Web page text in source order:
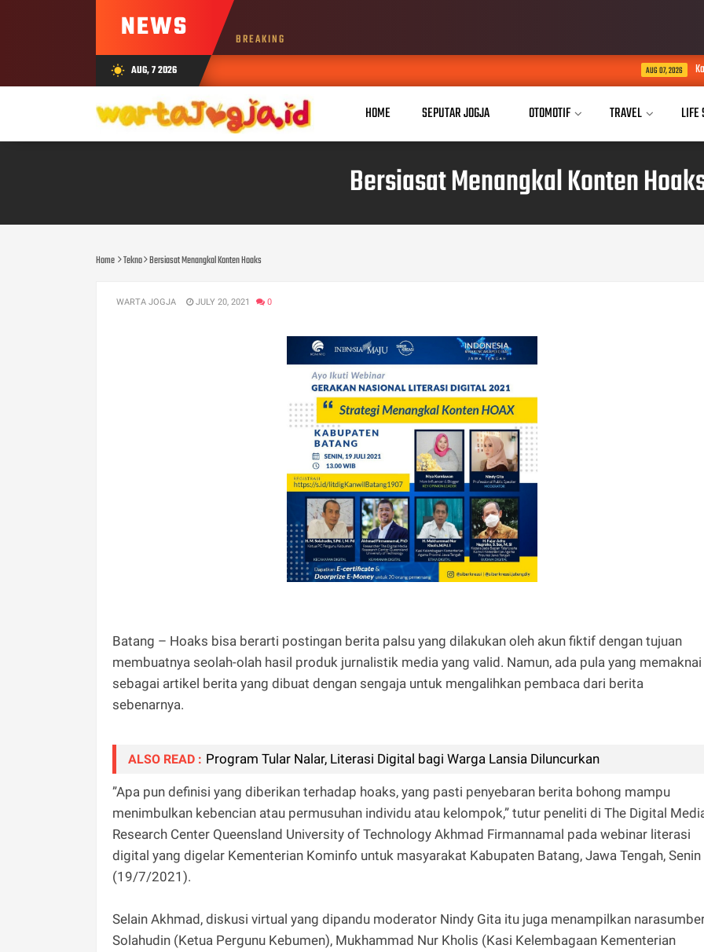
NEWS BREAKING
wb_sunny AUG, 7 2026 Kaukus Parlemen
HOME SEPUTAR JOGJA OTOMOTIF TRAVEL LIFE
Bersiasat Menangkal Konten
Home Tekno Bersiasat Menangkal Konten Hoaks
WARTA JOGJA JULY 20, 2021 0
Batang – Hoaks bisa berarti postingan berita palsu yang dilakukan oleh akun fiktif dengan tujuan
membuatnya seolah-olah hasil produk jurnalistik media yang valid. Namun, ada pula yang memaknai
sebagai artikel berita yang dibuat dengan sengaja untuk mengalihkan pembaca dari berita
sebenarnya.
ALSO READ : Program Tular Nalar, Literasi Digital bagi Warga Lansia Diluncurkan
”Apa pun definisi yang diberikan terhadap hoaks, yang pasti penyebaran berita bohong mampu
menimbulkan kebencian atau permusuhan individu atau kelompok,” tutur peneliti di The Digital
Research Center Queensland University of Technology Akhmad Firmannamal pada webinar literasi
digital yang digelar Kementerian Kominfo untuk masyarakat Kabupaten Batang, Jawa Tengah, Senin
(19/7/2021).
Selain Akhmad, diskusi virtual yang dipandu moderator Nindy Gita itu juga menampilkan
Solahudin (Ketua Pergunu Kebumen), Mukhammad Nur Kholis (Kasi Kelembagaan Kementerian